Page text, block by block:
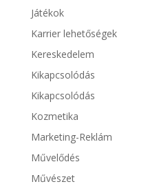
Játékok
Karrier lehetőségek
Kereskedelem
Kikapcsolódás
Kikapcsolódás
Kozmetika
Marketing-Reklám
Művelődés
Művészet